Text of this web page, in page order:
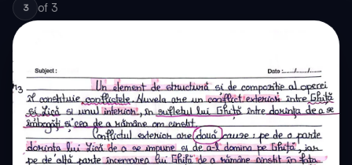
3 of 3